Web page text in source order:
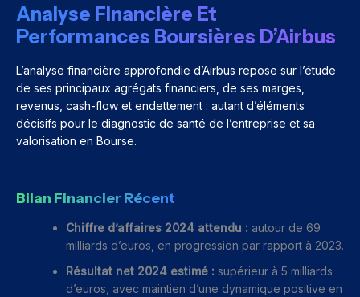
Analyse Financière Et
Performances Boursières D’Airbus
L’analyse financière approfondie d’Airbus repose sur l’étude
de ses principaux agrégats financiers, de ses marges,
revenus, cash-flow et endettement : autant d’éléments
décisifs pour le diagnostic de santé de l’entreprise et sa
valorisation en Bourse.
Bilan Financier Récent
Chiffre d’affaires 2024 attendu : autour de 69
milliards d’euros, en progression par rapport à 2023.
Résultat net 2024 estimé : supérieur à 5 milliards
d’euros, avec maintien d’une dynamique positive en